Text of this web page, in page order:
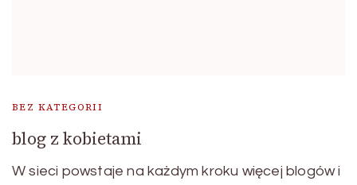
BEZ KATEGORII
blog z kobietami
W sieci powstaje na każdym kroku więcej blogów i